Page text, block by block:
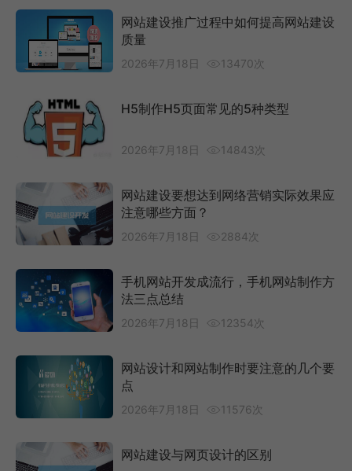
网站建设推广过程中如何提高网站建设
质量
2026年7月18日 13470次
H5制作H5页面常见的5种类型
2026年7月18日 14843次
网站建设要想达到网络营销实际效果应
注意哪些方面？
2026年7月18日 2884次
手机网站开发成流行，手机网站制作方
法三点总结
2026年7月18日 12354次
网站设计和网站制作时要注意的几个要
点
2026年7月18日 11576次
网站建设与网页设计的区别